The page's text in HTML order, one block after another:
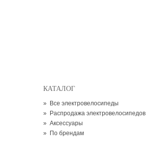
КАТАЛОГ
»
Все электровелосипеды
»
Распродажа электровелосипедов
» Аксессуары
»
По брендам